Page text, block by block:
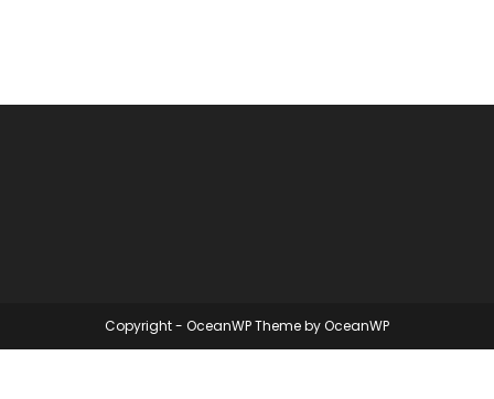
Copyright - OceanWP Theme by OceanWP